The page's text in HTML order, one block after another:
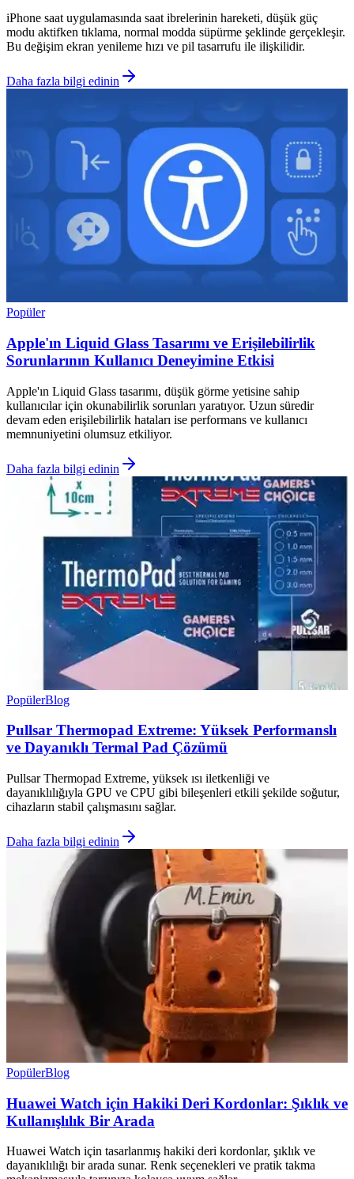
iPhone saat uygulamasında saat ibrelerinin hareketi, düşük güç
modu aktifken tıklama, normal modda süpürme şeklinde gerçekleşir.
Bu değişim ekran yenileme hızı ve pil tasarrufu ile ilişkilidir.
Daha fazla bilgi edinin
Popüler
Apple'ın Liquid Glass Tasarımı ve Erişilebilirlik
Sorunlarının Kullanıcı Deneyimine Etkisi
Apple'ın Liquid Glass tasarımı, düşük görme yetisine sahip
kullanıcılar için okunabilirlik sorunları yaratıyor. Uzun süredir
devam eden erişilebilirlik hataları ise performans ve kullanıcı
memnuniyetini olumsuz etkiliyor.
Daha fazla bilgi edinin
PopülerBlog
Pullsar Thermopad Extreme: Yüksek Performanslı
ve Dayanıklı Termal Pad Çözümü
Pullsar Thermopad Extreme, yüksek ısı iletkenliği ve
dayanıklılığıyla GPU ve CPU gibi bileşenleri etkili şekilde soğutur,
cihazların stabil çalışmasını sağlar.
Daha fazla bilgi edinin
PopülerBlog
Huawei Watch için Hakiki Deri Kordonlar: Şıklık ve
Kullanışlılık Bir Arada
Huawei Watch için tasarlanmış hakiki deri kordonlar, şıklık ve
dayanıklılığı bir arada sunar. Renk seçenekleri ve pratik takma